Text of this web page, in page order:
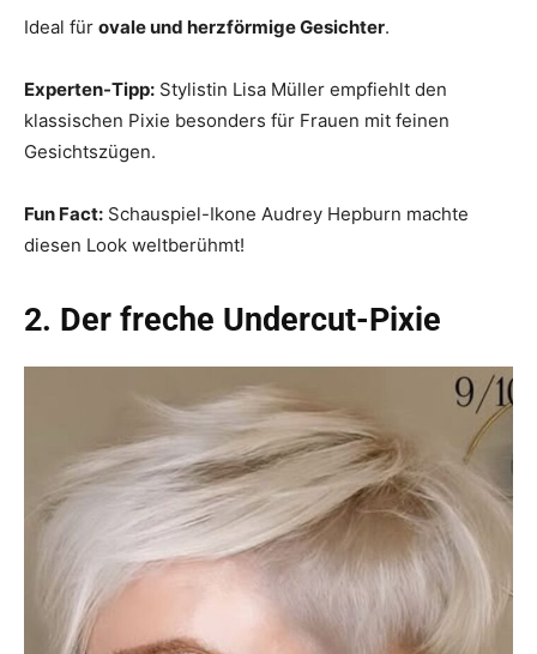
Ideal für ovale und herzförmige Gesichter.
Experten-Tipp: Stylistin Lisa Müller empfiehlt den
klassischen Pixie besonders für Frauen mit feinen
Gesichtszügen.
Fun Fact: Schauspiel-Ikone Audrey Hepburn machte
diesen Look weltberühmt!
2. Der freche Undercut-Pixie